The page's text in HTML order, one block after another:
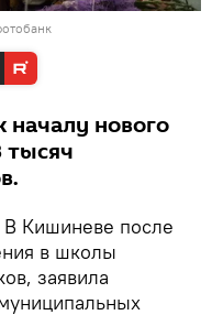
нового
тысяч
В Кишиневе после
в школы
заявила